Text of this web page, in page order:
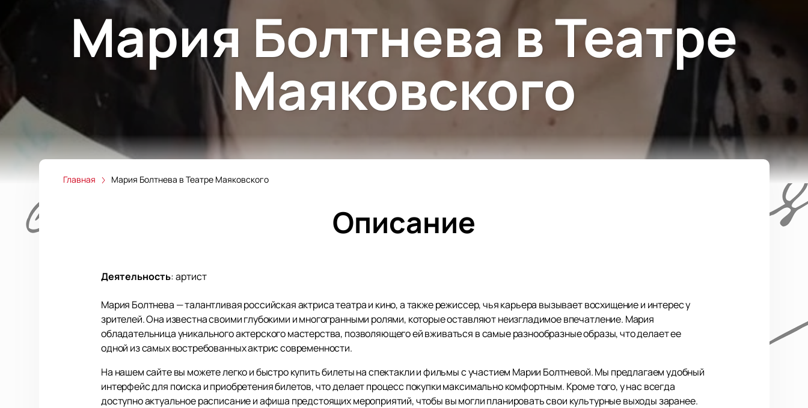
Мария Болтнева в Театре
Маяковского
Главная Мария Болтнева в Театре Маяковского
Описание
Деятельность:артист
Мария Болтнева — талантливая российская актриса театра и кино, а также режиссер, чья карьера вызывает восхищение и интерес у
зрителей. Она известна своими глубокими и многогранными ролями, которые оставляют неизгладимое впечатление. Мария
обладательница уникального актерского мастерства, позволяющего ей вживаться в самые разнообразные образы, что делает ее
одной из самых востребованных актрис современности.
На нашем сайте вы можете легко и быстро купить билеты на спектакли и фильмы с участием Марии Болтневой. Мы предлагаем удобный
интерфейс для поиска и приобретения билетов, что делает процесс покупки максимально комфортным. Кроме того, у нас всегда
доступно актуальное расписание и афиша предстоящих мероприятий, чтобы вы могли планировать свои культурные выходы заранее.